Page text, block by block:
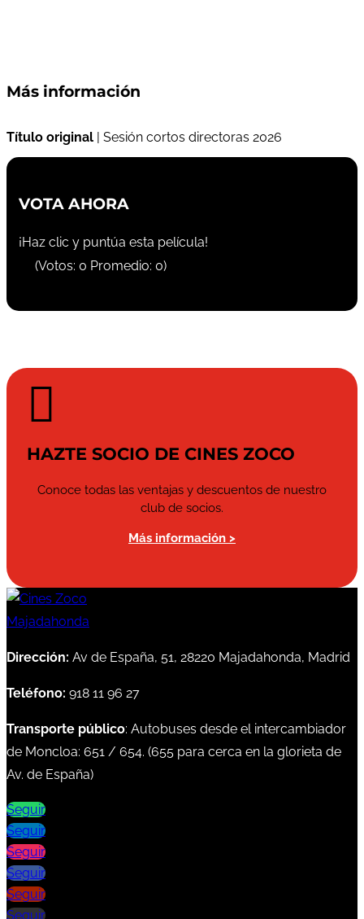
Más información
Título original | Sesión cortos directoras 2026
VOTA AHORA
¡Haz clic y puntúa esta película!
(Votos: 0 Promedio: 0)

HAZTE SOCIO DE CINES ZOCO
Conoce todas las ventajas y descuentos de nuestro
club de socios.
Más información >
Dirección: Av de España, 51, 28220 Majadahonda, Madrid
Teléfono: 918 11 96 27
Transporte público: Autobuses desde el intercambiador
de Moncloa: 651 / 654. (655 para cerca en la glorieta de
Av. de España)
Seguir
Seguir
Seguir
Seguir
Seguir
Seguir